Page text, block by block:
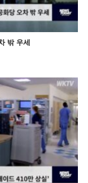
밖 우세